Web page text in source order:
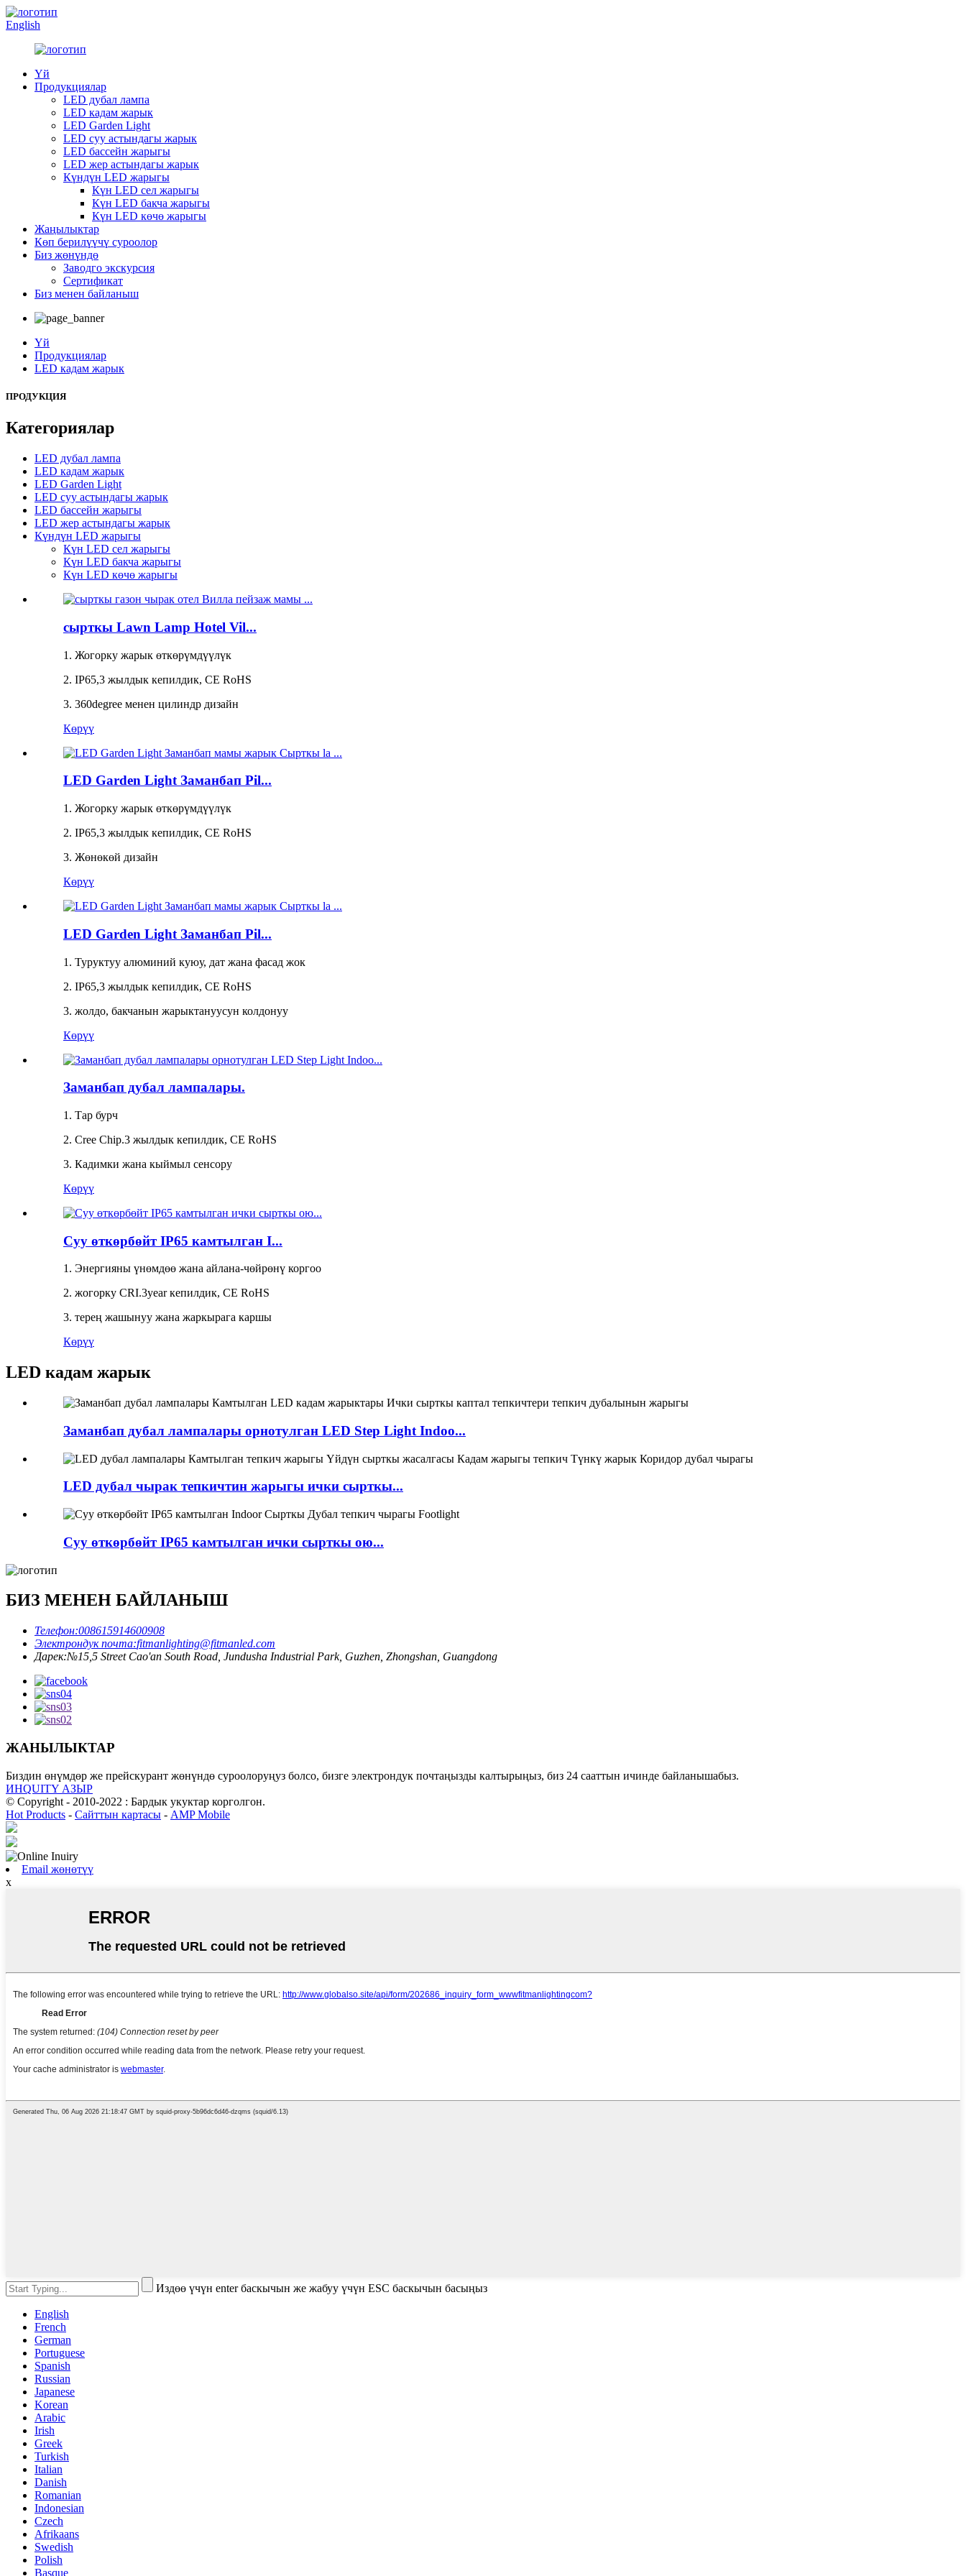
English
Үй
Продукциялар
LED дубал лампа
LED кадам жарык
LED Garden Light
LED суу астындагы жарык
LED бассейн жарыгы
LED жер астындагы жарык
Күндүн LED жарыгы
Күн LED сел жарыгы
Күн LED бакча жарыгы
Күн LED көчө жарыгы
Жаңылыктар
Көп берилүүчү суроолор
Биз жөнүндө
Заводго экскурсия
Сертификат
Биз менен байланыш
Үй
Продукциялар
LED кадам жарык
ПРОДУКЦИЯ
Категориялар
LED дубал лампа
LED кадам жарык
LED Garden Light
LED суу астындагы жарык
LED бассейн жарыгы
LED жер астындагы жарык
Күндүн LED жарыгы
Күн LED сел жарыгы
Күн LED бакча жарыгы
Күн LED көчө жарыгы
сырткы Lawn Lamp Hotel Vil...
1. Жогорку жарык өткөрүмдүүлүк
2. IP65,3 жылдык кепилдик, CE RoHS
3. 360degree менен цилиндр дизайн
Көрүү
LED Garden Light Заманбап Pil...
1. Жогорку жарык өткөрүмдүүлүк
2. IP65,3 жылдык кепилдик, CE RoHS
3. Жөнөкөй дизайн
Көрүү
LED Garden Light Заманбап Pil...
1. Туруктуу алюминий куюу, дат жана фасад жок
2. IP65,3 жылдык кепилдик, CE RoHS
3. жолдо, бакчанын жарыктануусун колдонуу
Көрүү
Заманбап дубал лампалары.
1. Тар бурч
2. Cree Chip.3 жылдык кепилдик, CE RoHS
3. Кадимки жана кыймыл сенсору
Көрүү
Суу өткөрбөйт IP65 камтылган I...
1. Энергияны үнөмдөө жана айлана-чөйрөнү коргоо
2. жогорку CRI.3year кепилдик, CE RoHS
3. терең жашынуу жана жаркырага каршы
Көрүү
LED кадам жарык
Заманбап дубал лампалары орнотулган LED Step Light Indoo...
LED дубал чырак тепкичтин жарыгы ички сырткы...
Суу өткөрбөйт IP65 камтылган ички сырткы ою...
БИЗ МЕНЕН БАЙЛАНЫШ
Телефон:008615914600908
Электрондук почта:fitmanlighting@fitmanled.com
Дарек:№15,5 Street Cao'an South Road, Jundusha Industrial Park, Guzhen, Zhongshan, Guangdong
ЖАНЫЛЫКТАР
Биздин өнүмдөр же прейскурант жөнүндө суроолоруңуз болсо, бизге электрондук почтаңызды калтырыңыз, биз 24 сааттын ичинде байланышабыз.
ИНQUITY АЗЫР
© Copyright - 2010-2022 : Бардык укуктар корголгон.
Hot Products - Сайттын картасы - AMP Mobile
Email жөнөтүү
x
Издөө үчүн enter баскычын же жабуу үчүн ESC баскычын басыңыз
English
French
German
Portuguese
Spanish
Russian
Japanese
Korean
Arabic
Irish
Greek
Turkish
Italian
Danish
Romanian
Indonesian
Czech
Afrikaans
Swedish
Polish
Basque